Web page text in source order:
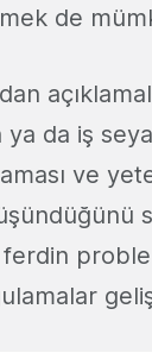
de
da iş
ve